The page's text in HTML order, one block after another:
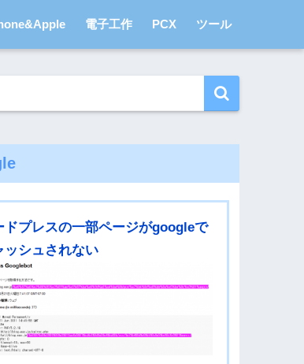
電子工作 PCX ツール
ドプレスの一部ページがgoogleで
ッシュされない